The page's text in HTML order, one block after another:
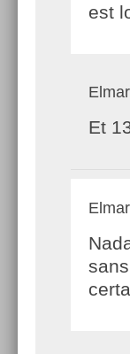
est
Elmar
Et
Elmar